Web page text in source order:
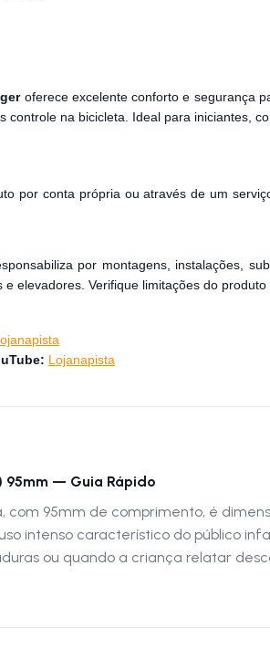
oferece excelente conforto e segurança
controle na bicicleta. Ideal para iniciantes,
por conta própria ou através de um
por montagens, instalações,
elevadores. Verifique limitações do
Lojanapista
— Guia Rápido
com 95mm de comprimento, é
intenso característico do público
ou quando a criança relatar